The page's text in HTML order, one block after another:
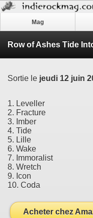
Mag
Row of Ashes Tide
Sortie le jeudi 12 juin
1. Leveller
2. Fracture
3. Imber
4. Tide
5. Lille
6. Wake
7. Immoralist
8. Wretch
9. Icon
10. Coda
Acheter chez